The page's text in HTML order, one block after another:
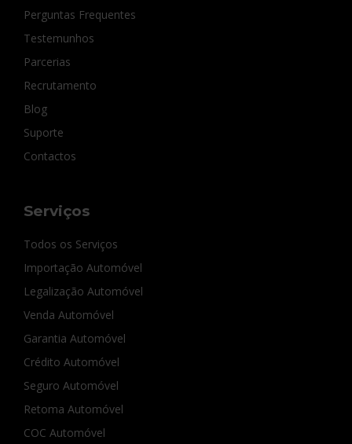
Perguntas Frequentes
Testemunhos
Parcerias
Recrutamento
Blog
Suporte
Contactos
Serviços
Todos os Serviços
Importação Automóvel
Legalização Automóvel
Venda Automóvel
Garantia Automóvel
Crédito Automóvel
Seguro Automóvel
Retoma Automóvel
COC Automóvel